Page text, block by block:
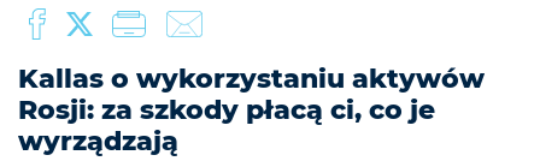
Kallas o wykorzystaniu aktywów
Rosji: za szkody płacą ci, co je
wyrządzają